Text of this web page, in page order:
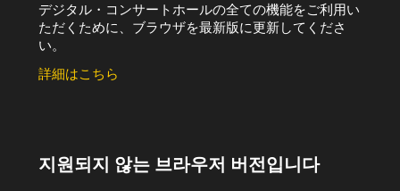
デジタル・コンサートホールの全ての機能をご利用い
ただくために、ブラウザを最新版に更新してくださ
い。
詳細はこちら
지원되지 않는 브라우저 버전입니다